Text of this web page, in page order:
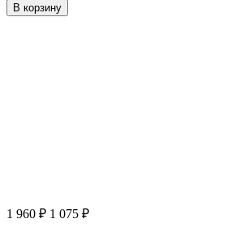
В корзину
1 960 ₽ 1 075 ₽